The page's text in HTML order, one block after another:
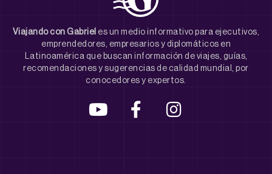
Viajando con Gabriel es un medio informativo para ejecutivos,
emprendedores, empresarios y diplomáticos en
Latinoamérica que buscan información de viajes, guías,
recomendaciones y sugerencias de calidad mundial, por
conocedores y expertos.